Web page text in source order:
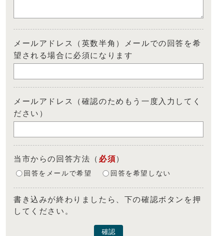
メールアドレス（英数半角）メールでの回答を希
望される場合に必須になります
メールアドレス（確認のためもう一度入力してく
ださい）
当市からの回答方法 （ 必須）
回答をメールで希望 回答を希望しない
書き込みが終わりましたら、下の確認ボタンを押
してください。
確認